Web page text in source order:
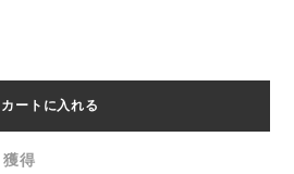
カートに入れる
獲得